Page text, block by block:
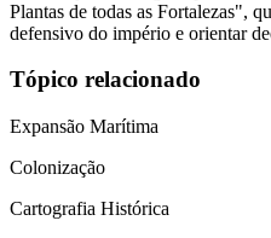
Plantas de todas as Fortalezas",
defensivo do império e orientar
Tópico relacionado
Expansão Marítima
Colonização
Cartografia Histórica